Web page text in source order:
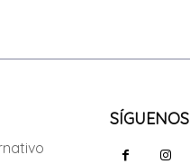
SÍGUENOS